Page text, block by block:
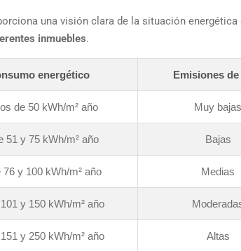
una visión clara de la situación
inmuebles.
energético Emisiones de
de 50 kWh/m² año Muy bajas
51 y 75 kWh/m² año Bajas
76 y 100 kWh/m² año Medias
y 150 kWh/m² año
y 250 kWh/m² año Altas